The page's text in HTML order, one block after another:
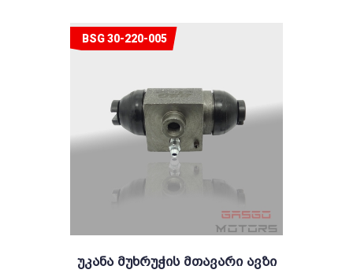
Უკანა Მუხრუჭის Მთავარი Ავზი
BSG 30-220-005